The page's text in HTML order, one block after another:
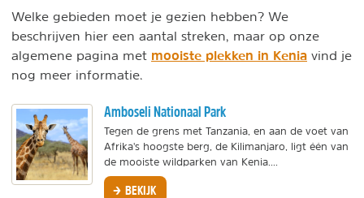
Welke gebieden moet je gezien hebben? We
beschrijven hier een aantal streken, maar op onze
algemene pagina met mooiste plekken in Kenia vind je
nog meer informatie.
Amboseli Nationaal Park
Tegen de grens met Tanzania, en aan de voet van
Afrika's hoogste berg, de Kilimanjaro, ligt één van
de mooiste wildparken van Kenia....
BEKIJK